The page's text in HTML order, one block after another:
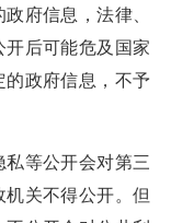
信息，法律、
后可能危及国家
政府信息，不予
等公开会对第三
关不得公开。但